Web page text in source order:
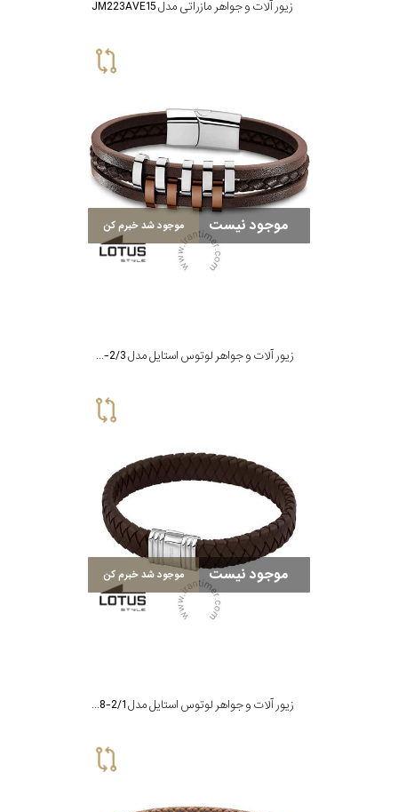
زیور آلات و جواهر مازراتی مدل JM223AVE15
موجود نیست موجود شد خبرم کن
زیور آلات و جواهر لوتوس استایل مدل LS1838-2/3
موجود نیست موجود شد خبرم کن
زیور آلات و جواهر لوتوس استایل مدل LS1518-2/1